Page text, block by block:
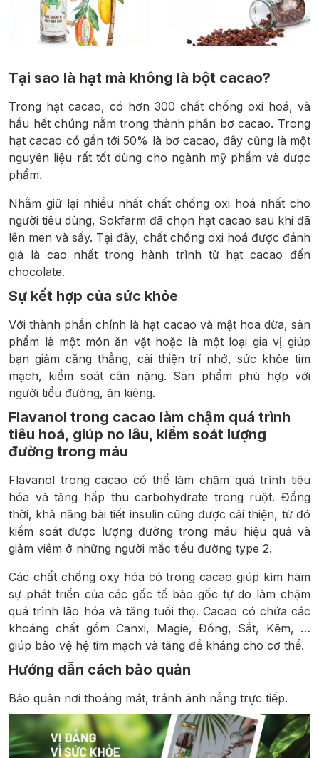
Tại sao là hạt mà không là bột cacao?
Trong hạt cacao, có hơn 300 chất chống oxi hoá, và
hầu hết chúng nằm trong thành phần bơ cacao. Trong
hạt cacao có gần tới 50% là bơ cacao, đây cũng là một
nguyên liệu rất tốt dùng cho ngành mỹ phẩm và dược
phẩm.
Nhằm giữ lại nhiều nhất chất chống oxi hoá nhất cho
người tiêu dùng, Sokfarm đã chọn hạt cacao sau khi đã
lên men và sấy. Tại đây, chất chống oxi hoá được đánh
giá là cao nhất trong hành trình từ hạt cacao đến
chocolate.
Sự kết hợp của sức khỏe
Với thành phần chính là hạt cacao và mật hoa dừa, sản
phẩm là một món ăn vặt hoặc là một loại gia vị giúp
bạn giảm căng thẳng, cải thiện trí nhớ, sức khỏe tim
mạch, kiểm soát cân nặng. Sản phẩm phù hợp với
người tiểu đường, ăn kiêng.
Flavanol trong cacao làm chậm quá trình
tiêu hoá, giúp no lâu, kiểm soát lượng
đường trong máu
Flavanol trong cacao có thể làm chậm quá trình tiêu
hóa và tăng hấp thu carbohydrate trong ruột. Đồng
thời, khả năng bài tiết insulin cũng được cải thiện, từ đó
kiểm soát được lượng đường trong máu hiệu quả và
giảm viêm ở những người mắc tiểu đường type 2.
Các chất chống oxy hóa có trong cacao giúp kìm hãm
sự phát triển của các gốc tế bào gốc tự do làm chậm
quá trình lão hóa và tăng tuổi thọ. Cacao có chứa các
khoáng chất gồm Canxi, Magie, Đồng, Sắt, Kẽm, …
giúp bảo vệ hệ tim mạch và tăng đề kháng cho cơ thể.
Hướng dẫn cách bảo quản
Bảo quản nơi thoáng mát, tránh ánh nắng trực tiếp.